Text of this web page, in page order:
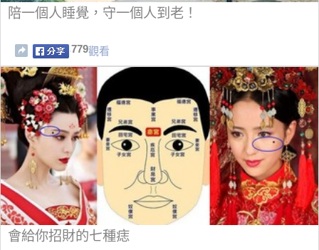
陪一個人睡覺，守一個人到老！
779觀看
會給你招財的七種痣